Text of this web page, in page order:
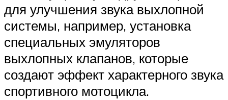
для улучшения звука выхлопной
системы, например, установка
специальных эмуляторов
выхлопных клапанов, которые
создают эффект характерного звука
спортивного мотоцикла.